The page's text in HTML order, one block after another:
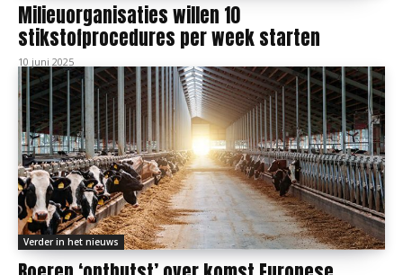
Milieuorganisaties willen 10
stikstofprocedures per week starten
10 juni 2025
Verder in het nieuws